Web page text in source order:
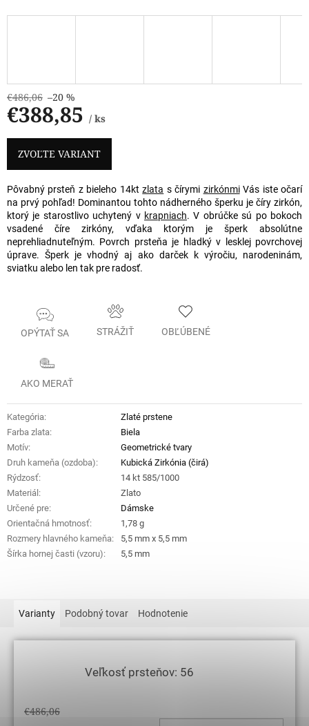
€486,06 –20 %
€388,85 / ks
Jednotková
cena:
ZVOĽTE VARIANT
Pôvabný prsteň z bieleho 14ktzlata s čírymi zirkónmiVás iste očarí
na prvý pohľad! Dominantou tohto nádherného šperku je číry zirkón,
ktorý je starostlivo uchytený v krapniach. V obrúčke sú po bokoch
vsadené číre zirkóny, vďaka ktorým je šperk absolútne
neprehliadnuteľným. Povrch prsteňa je hladký v lesklej povrchovej
úprave. Šperk je vhodný aj ako darček k výročiu, narodeninám,
sviatku alebo len tak pre radosť.
OPÝTAŤ SA STRÁŽIŤ OBĽÚBENÉ
AKO MERAŤ
Kategória:
Zlaté prstene
Farba zlata:
Biela
Motív:
Geometrické tvary
Druh kameňa (ozdoba):
Kubická Zirkónia (čirá)
Rýdzosť:
14 kt 585/1000
Materiál :
Zlato
Určené pre:
Dámske
Orientačná hmotnosť:
1,78 g
Rozmery hlavného kameňa:
5,5 mm x 5,5 mm
Šírka hornej časti (vzoru): 5,5 mm
Varianty Podobný tovar Hodnotenie
Veľkosť prsteňov: 56
€486,06